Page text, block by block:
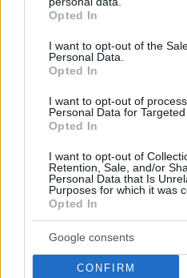
grant or deny consent to
use your data for below
consent section.
Opted In
I want to opt-out of the
Personal Data.
Opted In
I want to opt-out of
Personal Data for Targeted
Opted In
I want to opt-out of
Retention, Sale, and/or
Personal Data that Is
Purposes for which it was
Opted In
Google consents
CONFIRM
Δεν υπάρχει κίνδυνος
χώρους